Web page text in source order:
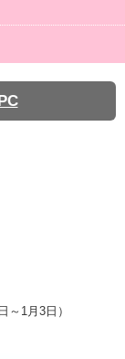
～1月3日）